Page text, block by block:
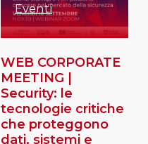
Eventi
WEB CORPORATE
MEETING |
Security: le
tecnologie critiche
che proteggono
dati, sistemi e